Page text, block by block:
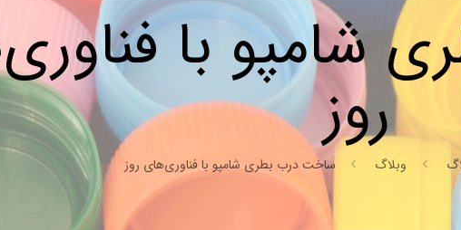
شامپو با
روز
وبلاگ ساخت درب بطری شامپو با فناوری‌های روز